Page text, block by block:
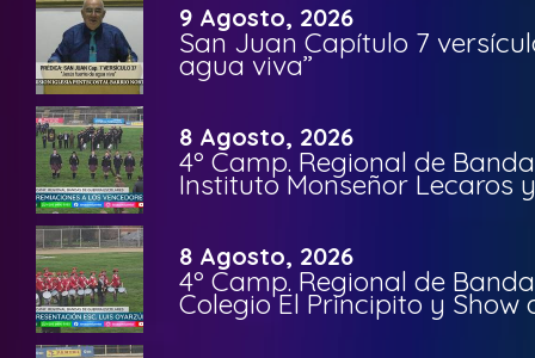
9 Agosto, 2026
San Juan Capítulo 7
agua viva”
8 Agosto, 2026
4º Camp. Regional de
Instituto Monseñor Lecaros
8 Agosto, 2026
4º Camp. Regional de
Colegio El Principito y Show